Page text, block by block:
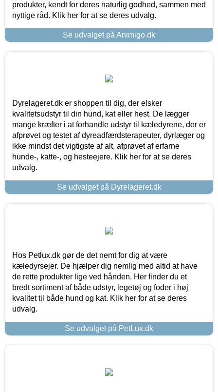
produkter, kendt for deres naturlig godhed, sammen med
nyttige råd. Klik her for at se deres udvalg.
Se udvalget på Animigo.dk
Dyrelageret.dk er shoppen til dig, der elsker
kvalitetsudstyr til din hund, kat eller hest. De lægger
mange kræfter i at forhandle udstyr til kæledyrene, der er
afprøvet og testet af dyreadfærdsterapeuter, dyrlæger og
ikke mindst det vigtigste af alt, afprøvet af erfarne
hunde-, katte-, og hesteejere. Klik her for at se deres
udvalg.
Se udvalget på Dyrelageret.dk
Hos Petlux.dk gør de det nemt for dig at være
kæledyrsejer. De hjælper dig nemlig med altid at have
de rette produkter lige ved hånden. Her finder du et
bredt sortiment af både udstyr, legetøj og foder i høj
kvalitet til både hund og kat. Klik her for at se deres
udvalg.
Se udvalget på PetLux.dk